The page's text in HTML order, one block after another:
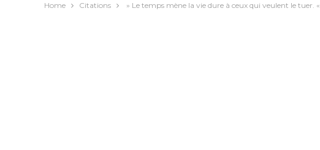
Home Citations » Le temps mène la vie dure à ceux qui veulent le tuer. «